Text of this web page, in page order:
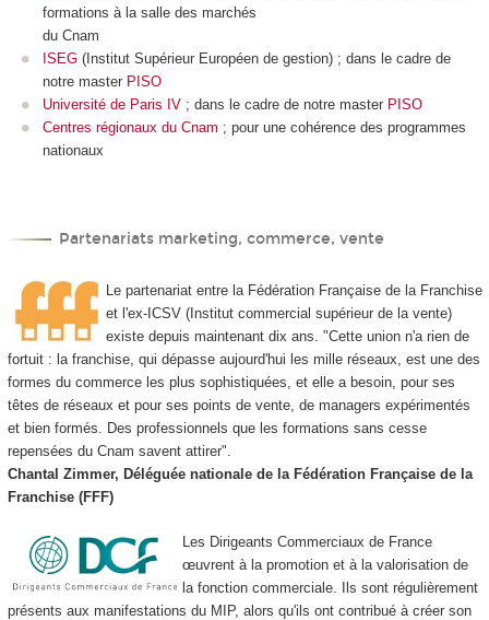
formations à la salle des marchés
du Cnam
ISEG (Institut Supérieur Européen de gestion) ; dans le cadre de
notre master PISO
Université de Paris IV ; dans le cadre de notre master PISO
Centres régionaux du Cnam ; pour une cohérence des programmes
nationaux
Partenariats marketing, commerce, vente
Le partenariat entre la Fédération Française de la Franchise
et l'ex-ICSV (Institut commercial supérieur de la vente)
existe depuis maintenant dix ans. "Cette union n'a rien de
fortuit : la franchise, qui dépasse aujourd'hui les mille réseaux, est une des
formes du commerce les plus sophistiquées, et elle a besoin, pour ses
têtes de réseaux et pour ses points de vente, de managers expérimentés
et bien formés. Des professionnels que les formations sans cesse
repensées du Cnam savent attirer".
Chantal Zimmer, Déléguée nationale de la Fédération Française de la
Franchise (FFF)
Les Dirigeants Commerciaux de France
œuvrent à la promotion et à la valorisation de
la fonction commerciale. Ils sont régulièrement
présents aux manifestations du MIP, alors qu'ils ont contribué à créer son